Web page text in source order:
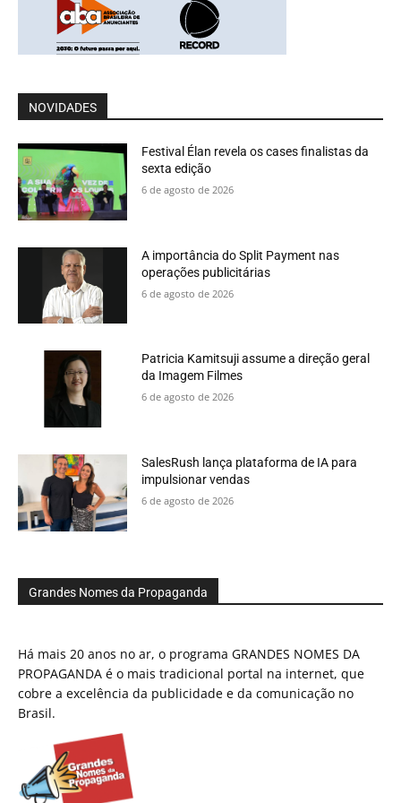
NOVIDADES
Festival Élan revela os cases finalistas da
sexta edição
6 de agosto de 2026
A importância do Split Payment nas
operações publicitárias
6 de agosto de 2026
Patricia Kamitsuji assume a direção geral
da Imagem Filmes
6 de agosto de 2026
SalesRush lança plataforma de IA para
impulsionar vendas
6 de agosto de 2026
Grandes Nomes da Propaganda
Há mais 20 anos no ar, o programa GRANDES NOMES DA
PROPAGANDA é o mais tradicional portal na internet, que
cobre a excelência da publicidade e da comunicação no
Brasil.